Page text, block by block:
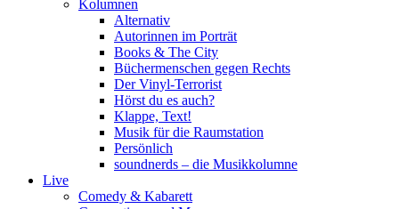
Kolumnen
Alternativ
Autorinnen im Porträt
Books & The City
Büchermenschen gegen Rechts
Der Vinyl-Terrorist
Hörst du es auch?
Klappe, Text!
Musik für die Raumstation
Persönlich
soundnerds – die Musikkolumne
Live
Comedy & Kabarett